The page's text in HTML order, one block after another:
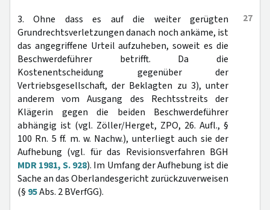
27
3. Ohne dass es auf die weiter gerügten
Grundrechtsverletzungen danach noch ankäme, ist
das angegriffene Urteil aufzuheben, soweit es die
Beschwerdeführer betrifft. Da die
Kostenentscheidung gegenüber der
Vertriebsgesellschaft, der Beklagten zu 3), unter
anderem vom Ausgang des Rechtsstreits der
Klägerin gegen die beiden Beschwerdeführer
abhängig ist (vgl. Zöller/Herget, ZPO, 26. Aufl., §
100 Rn. 5 ff. m. w. Nachw.), unterliegt auch sie der
Aufhebung (vgl. für das Revisionsverfahren BGH
MDR 1981, S. 928). Im Umfang der Aufhebung ist die
Sache an das Oberlandesgericht zurückzuverweisen
(§ 95Abs. 2 BVerfGG).